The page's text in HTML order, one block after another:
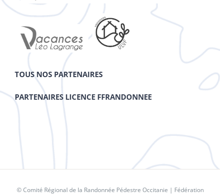
TOUS NOS PARTENAIRES
PARTENAIRES LICENCE FFRANDONNEE
© Comité Régional de la Randonnée Pédestre Occitanie | Fédération